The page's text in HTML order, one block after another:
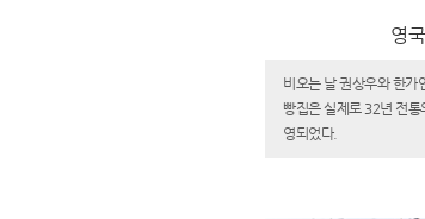
영
비오는 날 권상우와 한가
빵집은 실제로 32년 전
영되었다.